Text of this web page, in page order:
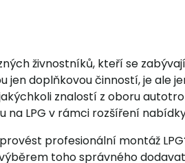
živnostníků, kteří se
jen doplňkovou činností, je ale
znalostí z oboru
na LPG v rámci rozšíření
profesionální montáž
toho správného